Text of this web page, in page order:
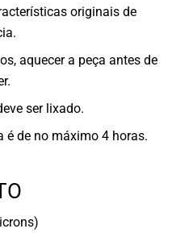
originais de
aquecer a peça antes de
ser lixado.
é de no máximo 4 horas.